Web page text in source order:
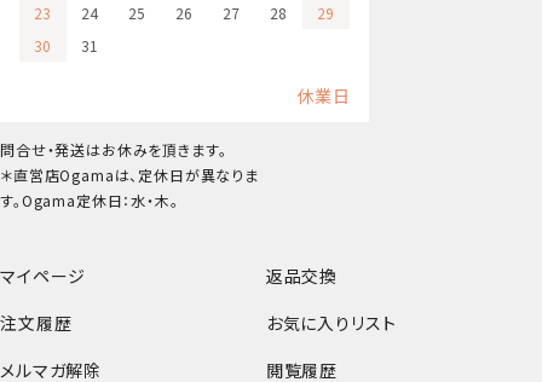
マイページ
返品交換
注文履歴
お気に入りリスト
メルマガ解除
閲覧履歴
23
24 25 26 27 28
29
30
31
休業日
問合せ・発送はお休みを頂きます。
＊直営店Ogamaは、定休日が異なりま
す。Ogama定休日：水・木。